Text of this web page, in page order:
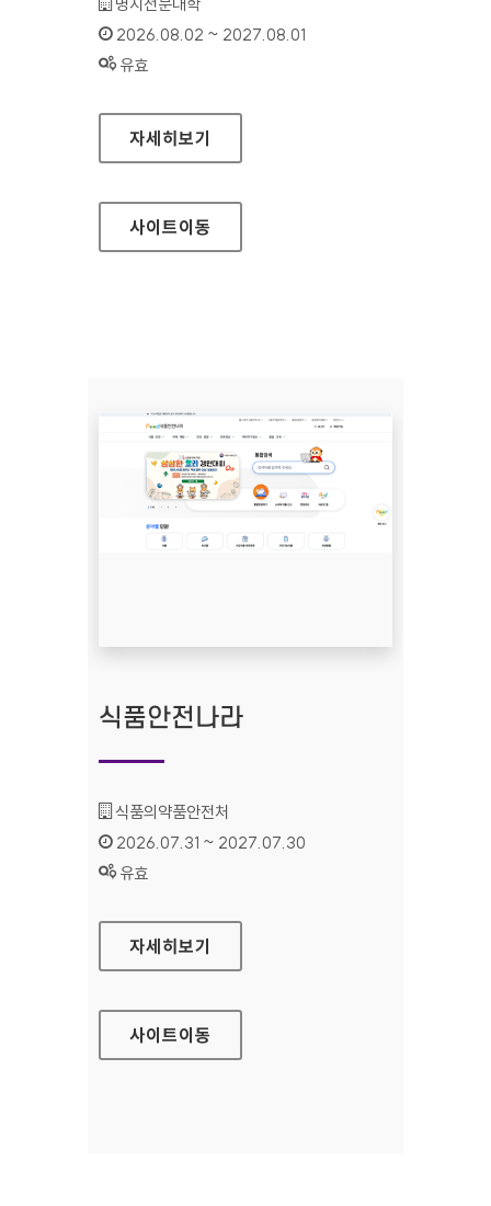
인증기간 :
2026.08.02 ~ 2027.08.01
상태 :
유효
명지전문대학
자세히보기
사이트이동
식품안전나라
기관명 :
식품의약품안전처
인증기간 :
2026.07.31 ~ 2027.07.30
상태 :
유효
식품안전나라
자세히보기
사이트이동